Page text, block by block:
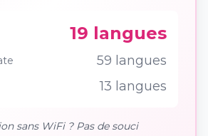
19 langues
59 langues
13 langues
sans WiFi ? Pas de souci